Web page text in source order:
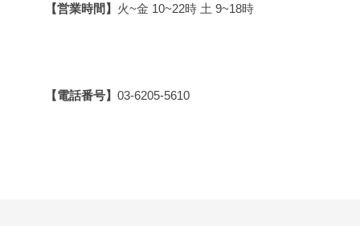
【営業時間】 火~金 10~22時 土 9~18時
【電話番号】 03-6205-5610